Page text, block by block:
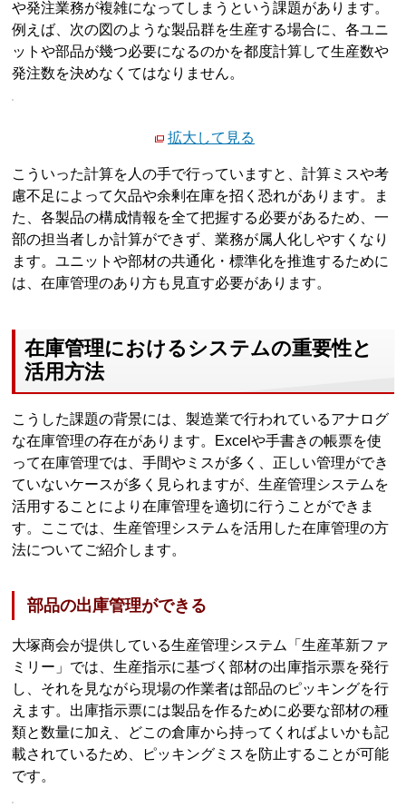
や発注業務が複雑になってしまうという課題があります。
例えば、次の図のような製品群を生産する場合に、各ユニ
ットや部品が幾つ必要になるのかを都度計算して生産数や
発注数を決めなくてはなりません。
拡大して見る
こういった計算を人の手で行っていますと、計算ミスや考
慮不足によって欠品や余剰在庫を招く恐れがあります。ま
た、各製品の構成情報を全て把握する必要があるため、一
部の担当者しか計算ができず、業務が属人化しやすくなり
ます。ユニットや部材の共通化・標準化を推進するために
は、在庫管理のあり方も見直す必要があります。
在庫管理におけるシステムの重要性と
活用方法
こうした課題の背景には、製造業で行われているアナログ
な在庫管理の存在があります。Excelや手書きの帳票を使
って在庫管理では、手間やミスが多く、正しい管理ができ
ていないケースが多く見られますが、生産管理システムを
活用することにより在庫管理を適切に行うことができま
す。ここでは、生産管理システムを活用した在庫管理の方
法についてご紹介します。
部品の出庫管理ができる
大塚商会が提供している生産管理システム「生産革新ファ
ミリー」では、生産指示に基づく部材の出庫指示票を発行
し、それを見ながら現場の作業者は部品のピッキングを行
えます。出庫指示票には製品を作るために必要な部材の種
類と数量に加え、どこの倉庫から持ってくればよいかも記
載されているため、ピッキングミスを防止することが可能
です。